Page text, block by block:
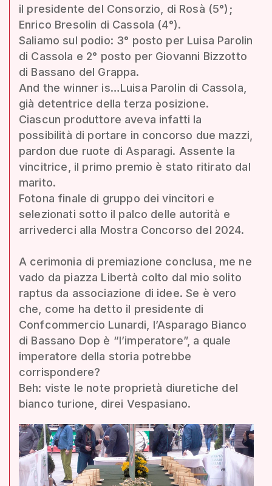
il presidente del Consorzio, di Rosà (5°);
Enrico Bresolin di Cassola (4°).
Saliamo sul podio: 3° posto per Luisa Parolin
di Cassola e 2° posto per Giovanni Bizzotto
di Bassano del Grappa.
And the winner is…Luisa Parolin di Cassola,
già detentrice della terza posizione.
Ciascun produttore aveva infatti la
possibilità di portare in concorso due mazzi,
pardon due ruote di Asparagi. Assente la
vincitrice, il primo premio è stato ritirato dal
marito.
Fotona finale di gruppo dei vincitori e
selezionati sotto il palco delle autorità e
arrivederci alla Mostra Concorso del 2024.
A cerimonia di premiazione conclusa, me ne
vado da piazza Libertà colto dal mio solito
raptus da associazione di idee. Se è vero
che, come ha detto il presidente di
Confcommercio Lunardi, l’Asparago Bianco
di Bassano Dop è “l’imperatore”, a quale
imperatore della storia potrebbe
corrispondere?
Beh: viste le note proprietà diuretiche del
bianco turione, direi Vespasiano.